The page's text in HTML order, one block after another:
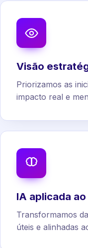
Visão
Priorizamos as
impacto real e
IA aplicada
Transformamos
úteis e alinhadas